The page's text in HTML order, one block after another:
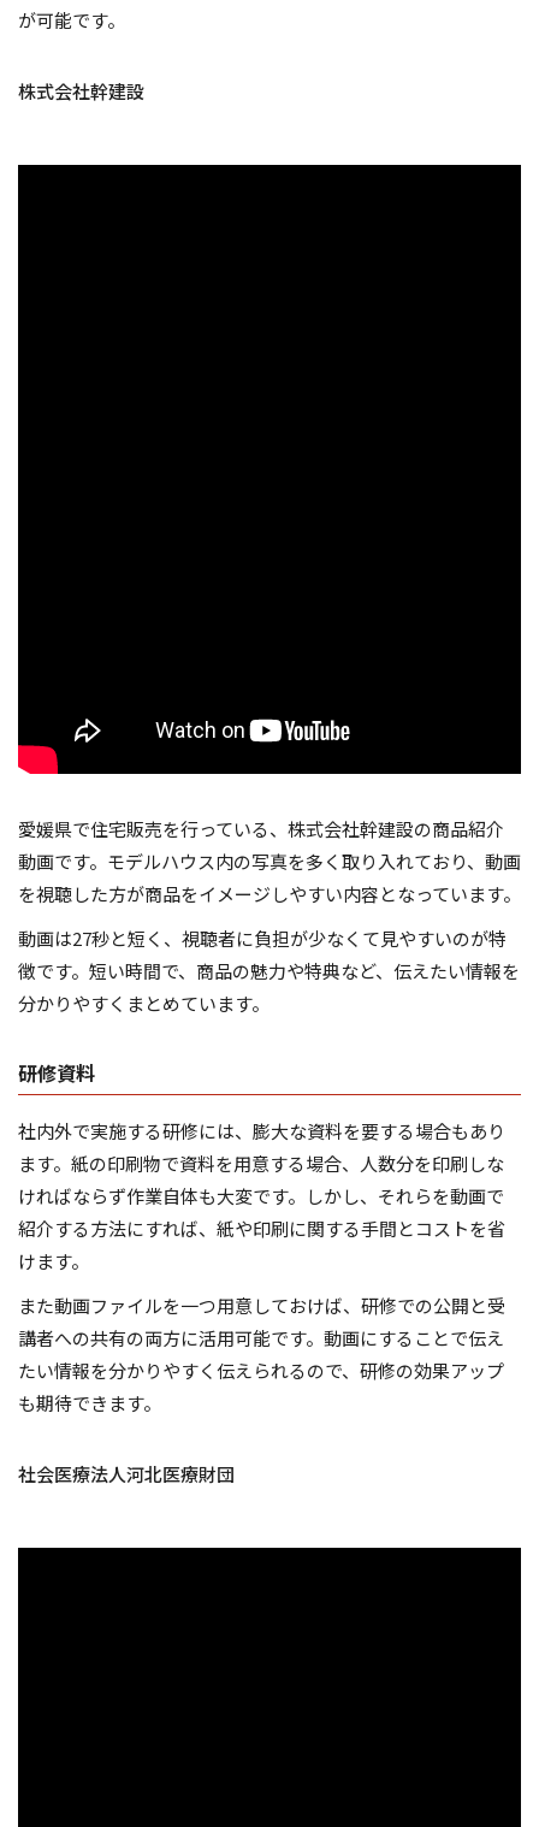
が可能です。
株式会社幹建設
愛媛県で住宅販売を行っている、株式会社幹建設の商品紹介
動画です。モデルハウス内の写真を多く取り入れており、動画
を視聴した方が商品をイメージしやすい内容となっています。
動画は27秒と短く、視聴者に負担が少なくて見やすいのが特
徴です。短い時間で、商品の魅力や特典など、伝えたい情報を
分かりやすくまとめています。
研修資料
社内外で実施する研修には、膨大な資料を要する場合もあり
ます。紙の印刷物で資料を用意する場合、人数分を印刷しな
ければならず作業自体も大変です。しかし、それらを動画で
紹介する方法にすれば、紙や印刷に関する手間とコストを省
けます。
また動画ファイルを一つ用意しておけば、研修での公開と受
講者への共有の両方に活用可能です。動画にすることで伝え
たい情報を分かりやすく伝えられるので、研修の効果アップ
も期待できます。
社会医療法人河北医療財団